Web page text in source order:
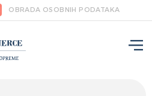
OBRADA OSOBNIH PODATAKA